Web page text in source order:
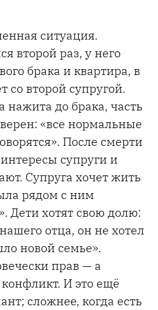
ситуация.
второй раз, у него
брака и квартира, в
со второй супругой.
нажита до брака, часть
«все нормальные
После смерти
супруги и
Супруга хочет жить
рядом с ним
Дети хотят свою долю:
отца, он не хотел
новой семье».
прав — а
И это ещё
сложнее, когда есть